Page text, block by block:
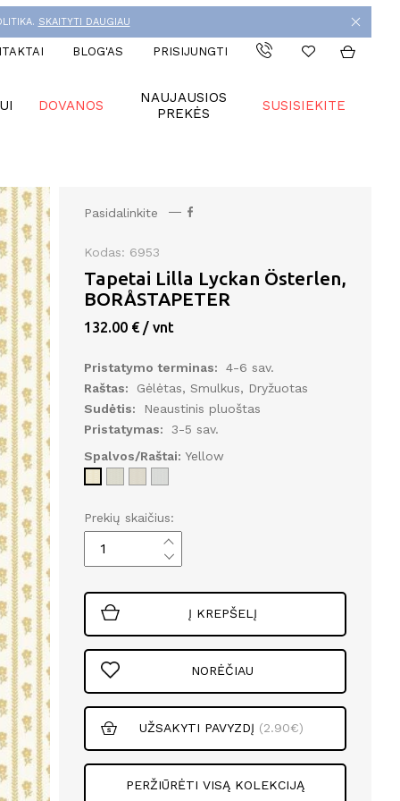
SKAITYTI DAUGIAU
BLOG'AS PRISIJUNGTI
DOVANOS
NAUJAUSIOS
PREKĖS
SUSISIEKITE
Pasidalinkite
Kodas: 6953
Tapetai Lilla Lyckan Österlen,
BORÅSTAPETER
132.00 € / vnt
Pristatymo terminas:
4-6 sav.
Raštas:
Gėlėtas, Smulkus, Dryžuotas
Sudėtis:
Neaustinis pluoštas
Pristatymas:
3-5 sav.
Spalvos/Raštai: Yellow
Prekių skaičius:
Į KREPŠELĮ
NORĖČIAU
UŽSAKYTI PAVYZDĮ (2.90€)
PERŽIŪRĖTI VISĄ KOLEKCIJĄ